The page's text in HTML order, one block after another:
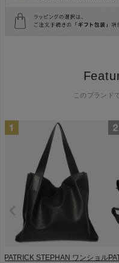
このブランド
PATRICK STEPHAN ワンショル